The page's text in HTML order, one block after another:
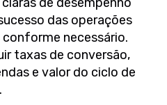
das operações
necessário.
taxas de conversão,
e valor do ciclo de